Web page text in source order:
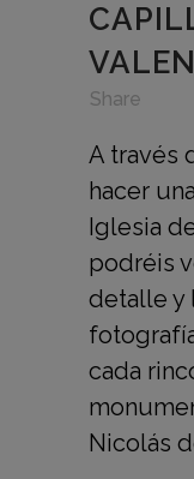
Share
A través
hacer
Iglesia
podréis
detalle y
cada
Nicolás